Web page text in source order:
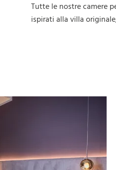
Tutte le nostre camere
ispirati alla villa